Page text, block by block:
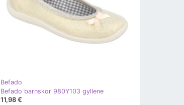
Befado
Befado barnskor 980Y103 gyllene
11,98 €